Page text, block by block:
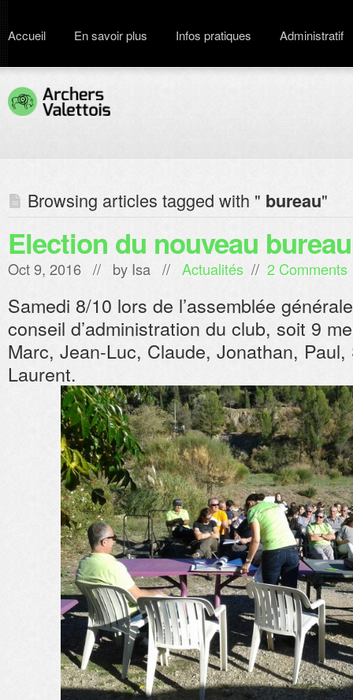
Accueil En savoir plus Infos pratiques Administratif
Browsing articles tagged with " bureau"
Election du nouveau bureau
Oct 9, 2016 // by Isa // Actualités // 2 Comments
Samedi 8/10 lors de l’assemblée
conseil d’administration du club, soit 9
Marc, Jean-Luc, Claude, Jonathan,
Laurent.